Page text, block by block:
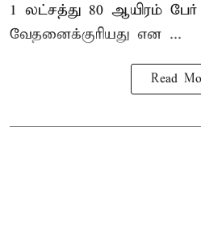
1 லட்சத்து 80 ஆயிரம்
வேதனைக்குரியது என ...
Read